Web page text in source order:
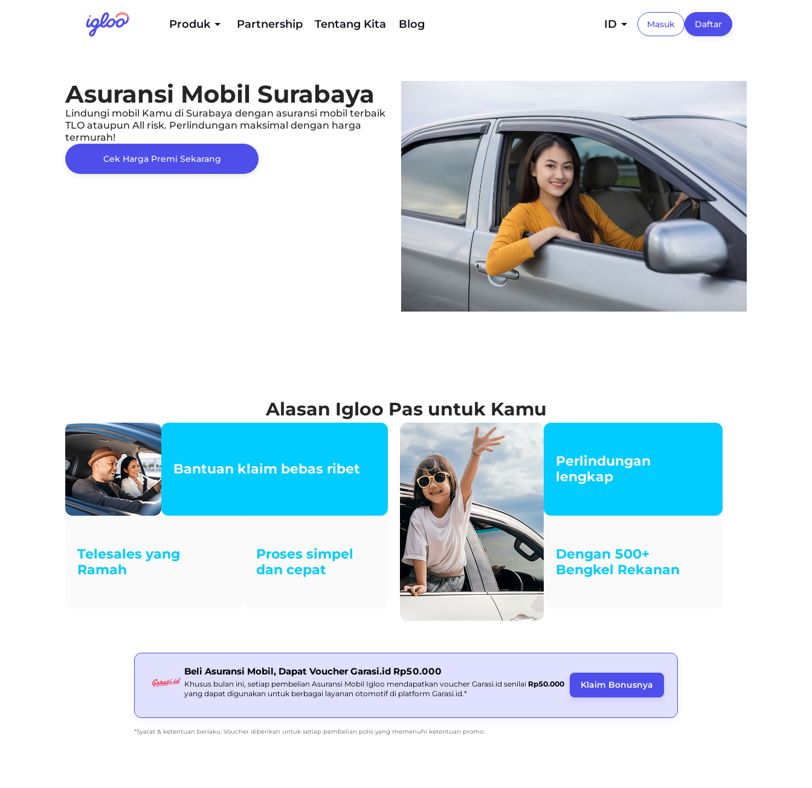
Produk Partnership Tentang Kita Blog ID Masuk Daftar
Asuransi Mobil Surabaya
Lindungi mobil Kamu di Surabaya dengan asuransi mobil terbaik
TLO ataupun All risk. Perlindungan maksimal dengan harga
termurah!
Cek Harga Premi Sekarang
Alasan Igloo Pas untuk Kamu
Bantuan klaim bebas ribet
Telesales yang
Ramah
Proses simpel
dan cepat
Perlindungan
lengkap
Dengan 500+
Bengkel Rekanan
Beli Asuransi Mobil, Dapat Voucher Garasi.id Rp50.000
Khusus bulan ini, setiap pembelian Asuransi Mobil Igloo mendapatkan voucher Garasi.id senilai Rp50.000
yang dapat digunakan untuk berbagai layanan otomotif di platform Garasi.id.*
Klaim Bonusnya
*Syarat & ketentuan berlaku. Voucher diberikan untuk setiap pembelian polis yang memenuhi ketentuan promo.